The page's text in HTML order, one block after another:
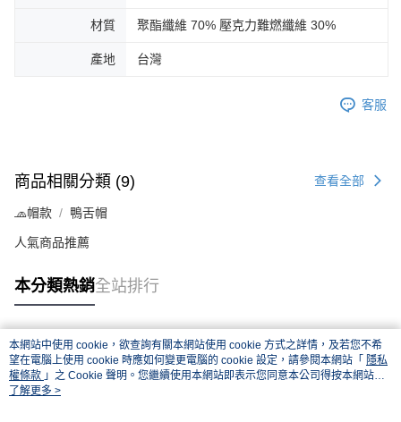
材質 聚酯纖維 70% 壓克力難燃纖維 30%
產地 台灣
客服
商品相關分類 (9) 查看全部
🧢帽款 鴨舌帽
人氣商品推薦
本分類熱銷全站排行
熱門標籤
本網站中使用 cookie，欲查詢有關本網站使用 cookie 方式之詳情，及若您不希
望在電腦上使用 cookie 時應如何變更電腦的 cookie 設定，請參閱本網站「 隱私
權條款 」之 Cookie 聲明。您繼續使用本網站即表示您同意本公司得按本網站使
用條款之 Cookie 聲明使用 cookie。
了解更多 >